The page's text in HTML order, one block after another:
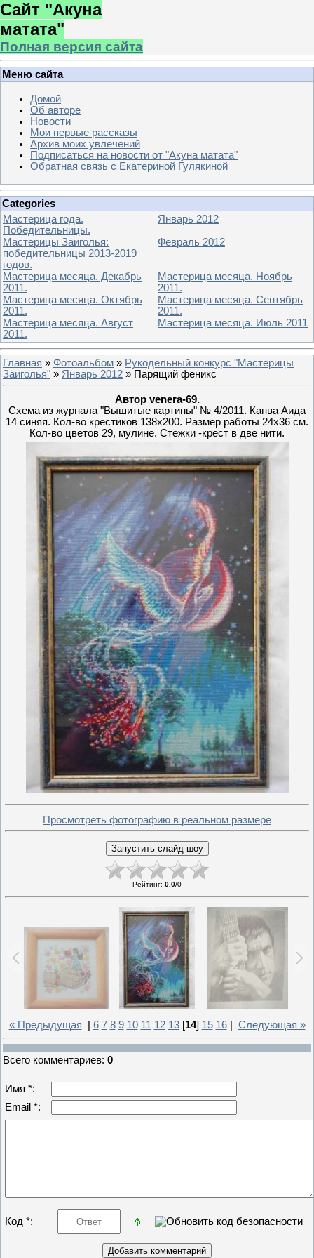
Сайт "Акуна
матата"
Полная версия сайта
Меню сайта
Домой
Об авторе
Новости
Мои первые рассказы
Архив моих увлечений
Подписаться на новости от "Акуна матата"
Обратная связь с Екатериной Гулякиной
Categories
Мастерица года.
Победительницы.
Январь 2012
Мастерицы Заиголья:
победительницы 2013-2019
годов.
Февраль 2012
Мастерица месяца. Декабрь
2011.
Мастерица месяца. Ноябрь
2011.
Мастерица месяца. Октябрь
2011.
Мастерица месяца. Сентябрь
2011.
Мастерица месяца. Август
2011.
Мастерица месяца. Июль 2011
Главная » Фотоальбом » Рукодельный конкурс "Мастерицы
Заиголья" » Январь 2012 » Парящий феникс
Автор venera-69.
Схема из журнала "Вышитые картины" № 4/2011. Канва Аида
14 синяя. Кол-во крестиков 138х200. Размер работы 24х36 см.
Кол-во цветов 29, мулине. Стежки -крест в две нити.
Просмотреть фотографию в реальном размере
Рейтинг: 0.0/0
« Предыдущая 6 7 8 9 10 11 12 13[14] 15 16| Следующая »
Всего комментариев: 0
Имя *:
Email *:
Код *: